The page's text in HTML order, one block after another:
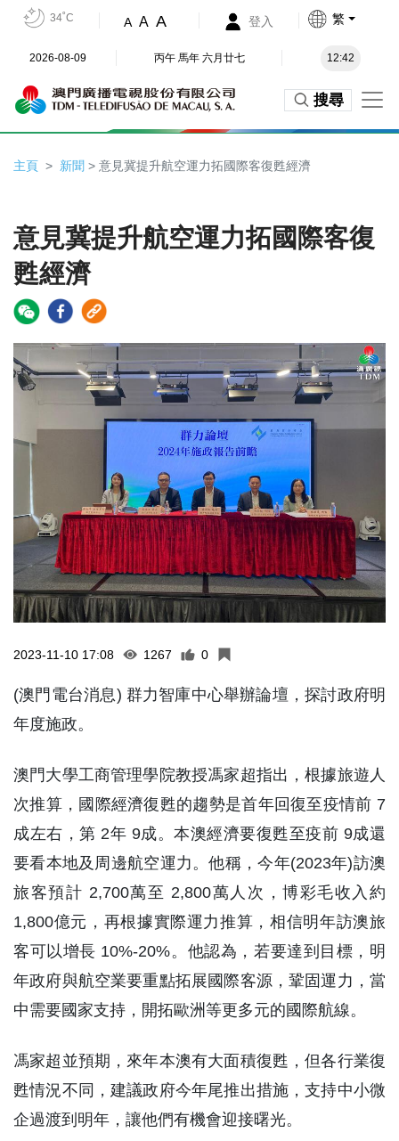
34˚C A A A 登入 繁
2026-08-09 丙午 馬年 六月廿七 12:42
搜尋
主頁 新聞 > 意見冀提升航空運力拓國際客復甦經濟
意見冀提升航空運力拓國際客復
甦經濟
2023-11-10 17:08 1267 0
(澳門電台消息) 群力智庫中心舉辦論壇，探討政府明
年度施政。
澳門大學工商管理學院教授馮家超指出，根據旅遊人
次推算，國際經濟復甦的趨勢是首年回復至疫情前 7
成左右，第 2年 9成。本澳經濟要復甦至疫前 9成還
要看本地及周邊航空運力。他稱，今年(2023年)訪澳
旅客預計 2,700萬至 2,800萬人次，博彩毛收入約
1,800億元，再根據實際運力推算，相信明年訪澳旅
客可以增長 10%-20%。他認為，若要達到目標，明
年政府與航空業要重點拓展國際客源，鞏固運力，當
中需要國家支持，開拓歐洲等更多元的國際航線。
馮家超並預期，來年本澳有大面積復甦，但各行業復
甦情況不同，建議政府今年尾推出措施，支持中小微
企過渡到明年，讓他們有機會迎接曙光。